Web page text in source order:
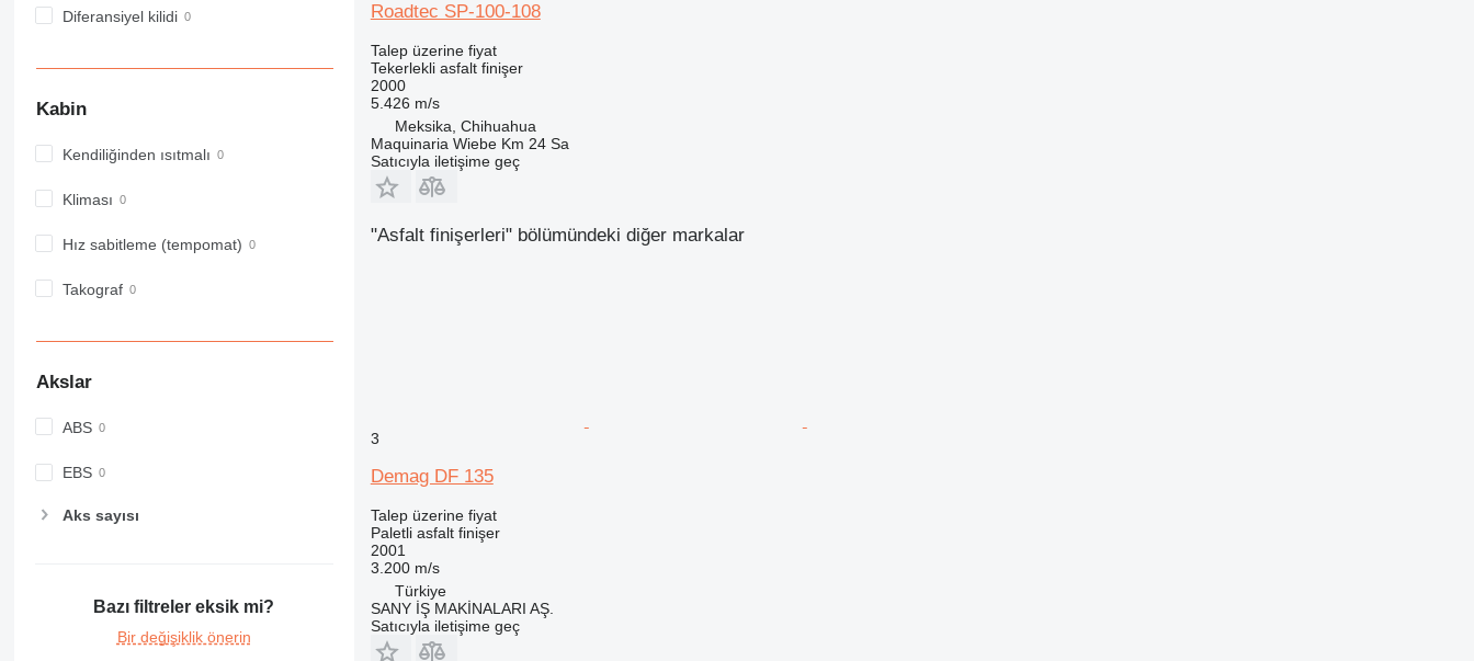
Diferansiyel kilidi
Kabin
Kendiliğinden ısıtmalı
Kliması
Hız sabitleme (tempomat)
Takograf
Akslar
ABS
EBS
Aks sayısı
Bazı filtreler eksik mi?
Bir değişiklik önerin
Roadtec SP-100-108
Talep üzerine fiyat
Tekerlekli asfalt finişer
2000
5.426 m/s
Meksika, Chihuahua
Maquinaria Wiebe Km 24 Sa
Satıcıyla iletişime geç
"Asfalt finişerleri" bölümündeki diğer markalar
3
Demag DF 135
Talep üzerine fiyat
Paletli asfalt finişer
2001
3.200 m/s
Türkiye
SANY İŞ MAKİNALARI AŞ.
Satıcıyla iletişime geç